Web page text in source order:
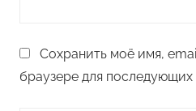
Сохранить моё имя,
браузере для